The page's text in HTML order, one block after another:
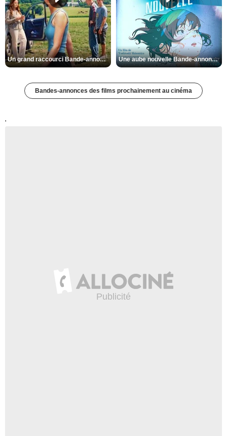
Un grand raccourci Bande-annonce VF Une aube nouvelle Bande-annonce VO STFR
Bandes-annonces des films prochainement au cinéma
'